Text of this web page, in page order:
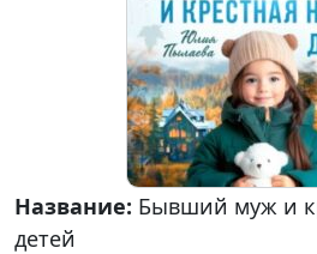
Название: Бывший муж и
детей